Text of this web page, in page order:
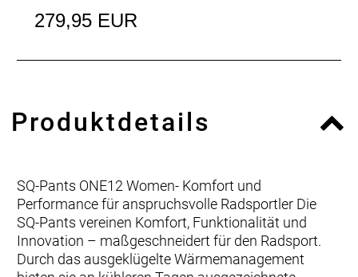
279,95 EUR
Produktdetails
SQ-Pants ONE12 Women- Komfort und
Performance für anspruchsvolle Radsportler Die
SQ-Pants vereinen Komfort, Funktionalität und
Innovation – maßgeschneidert für den Radsport.
Durch das ausgeklügelte Wärmemanagement